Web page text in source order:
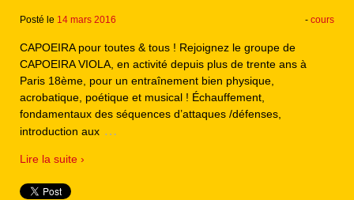
Posté le 14 mars 2016 - cours
CAPOEIRA pour toutes & tous ! Rejoignez le groupe de
CAPOEIRA VIOLA, en activité depuis plus de trente ans à
Paris 18ème, pour un entraînement bien physique,
acrobatique, poétique et musical ! Échauffement,
fondamentaux des séquences d’attaques /défenses,
introduction aux …
Lire la suite ›